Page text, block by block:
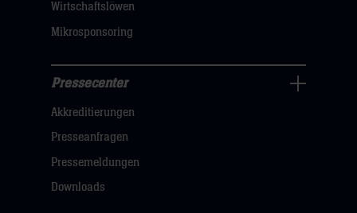
Wirtschaftslöwen
Mikrosponsoring
Navigation
öffnen,
dann
klicken
Pressecenter
Akkreditierungen
Presseanfragen
Pressemeldungen
Downloads